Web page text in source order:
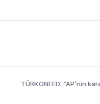
TÜRKONFED: “AP’nin